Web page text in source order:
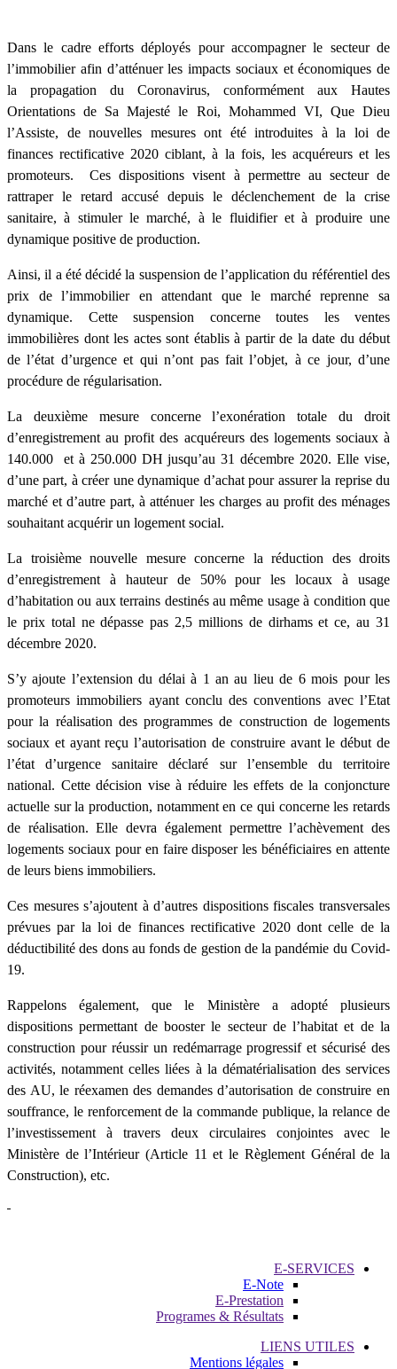
Dans le cadre efforts déployés pour accompagner le secteur de
l’immobilier afin d’atténuer les impacts sociaux et économiques de
la propagation du Coronavirus, conformément aux Hautes
Orientations de Sa Majesté le Roi, Mohammed VI, Que Dieu
l’Assiste, de nouvelles mesures ont été introduites à la loi de
finances rectificative 2020 ciblant, à la fois, les acquéreurs et les
promoteurs. Ces dispositions visent à permettre au secteur de
rattraper le retard accusé depuis le déclenchement de la crise
sanitaire, à stimuler le marché, à le fluidifier et à produire une
dynamique positive de production.
Ainsi, il a été décidé la suspension de l’application du référentiel des
prix de l’immobilier en attendant que le marché reprenne sa
dynamique. Cette suspension concerne toutes les ventes
immobilières dont les actes sont établis à partir de la date du début
de l’état d’urgence et qui n’ont pas fait l’objet, à ce jour, d’une
procédure de régularisation.
La deuxième mesure concerne l’exonération totale du droit
d’enregistrement au profit des acquéreurs des logements sociaux à
140.000 et à 250.000 DH jusqu’au 31 décembre 2020. Elle vise,
d’une part, à créer une dynamique d’achat pour assurer la reprise du
marché et d’autre part, à atténuer les charges au profit des ménages
souhaitant acquérir un logement social.
La troisième nouvelle mesure concerne la réduction des droits
d’enregistrement à hauteur de 50% pour les locaux à usage
d’habitation ou aux terrains destinés au même usage à condition que
le prix total ne dépasse pas 2,5 millions de dirhams et ce, au 31
décembre 2020.
S’y ajoute l’extension du délai à 1 an au lieu de 6 mois pour les
promoteurs immobiliers ayant conclu des conventions avec l’Etat
pour la réalisation des programmes de construction de logements
sociaux et ayant reçu l’autorisation de construire avant le début de
l’état d’urgence sanitaire déclaré sur l’ensemble du territoire
national. Cette décision vise à réduire les effets de la conjoncture
actuelle sur la production, notamment en ce qui concerne les retards
de réalisation. Elle devra également permettre l’achèvement des
logements sociaux pour en faire disposer les bénéficiaires en attente
de leurs biens immobiliers.
Ces mesures s’ajoutent à d’autres dispositions fiscales transversales
prévues par la loi de finances rectificative 2020 dont celle de la
déductibilité des dons au fonds de gestion de la pandémie du Covid-
19.
Rappelons également, que le Ministère a adopté plusieurs
dispositions permettant de booster le secteur de l’habitat et de la
construction pour réussir un redémarrage progressif et sécurisé des
activités, notamment celles liées à la dématérialisation des services
des AU, le réexamen des demandes d’autorisation de construire en
souffrance, le renforcement de la commande publique, la relance de
l’investissement à travers deux circulaires conjointes avec le
Ministère de l’Intérieur (Article 11 et le Règlement Général de la
Construction), etc.
E-SERVICES
E-Note
E-Prestation
Programes & Résultats
LIENS UTILES
Mentions légales